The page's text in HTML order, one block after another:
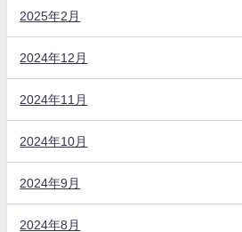
2025年2月
2024年12月
2024年11月
2024年10月
2024年9月
2024年8月